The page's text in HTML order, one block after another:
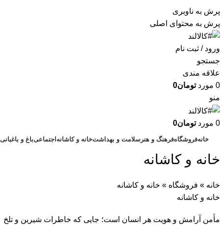
پرش به ناوبری
پرش به محتوای اصلی
به کالالند خوش آمدید.لذت آسایش را با ما تجربه
کنید.
ورود / ثبت نام
جستجو
علاقه مندی
0 مورد تومان0
منو
0 مورد تومان0
خانهفروشگاهفرهنگ و هنر سلامت و بهداشتخانه و کاشانهاجتماعیباغ و باغبانی
خانه و کاشانه
خانه » فروشگاه » خانه و کاشانه
خانه و کاشانه
مأمن آرامش و هویت هر انسان است؛ جایی که خاطرات شیرین و تلخ